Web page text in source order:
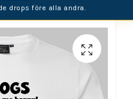
drops före alla andra.